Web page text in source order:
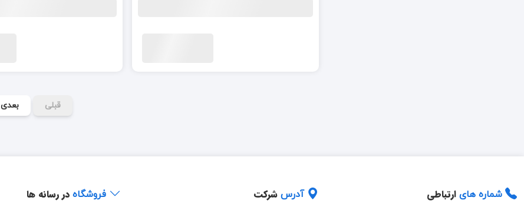
قبلی بعدی
شماره های ارتباطی آدرس شرکت فروشگاه در رسانه ها